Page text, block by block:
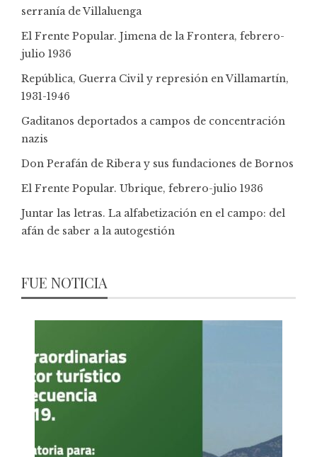
serranía de Villaluenga
El Frente Popular. Jimena de la Frontera, febrero-
julio 1936
República, Guerra Civil y represión en Villamartín,
1931-1946
Gaditanos deportados a campos de concentración
nazis
Don Perafán de Ribera y sus fundaciones de Bornos
El Frente Popular. Ubrique, febrero-julio 1936
Juntar las letras. La alfabetización en el campo: del
afán de saber a la autogestión
FUE NOTICIA